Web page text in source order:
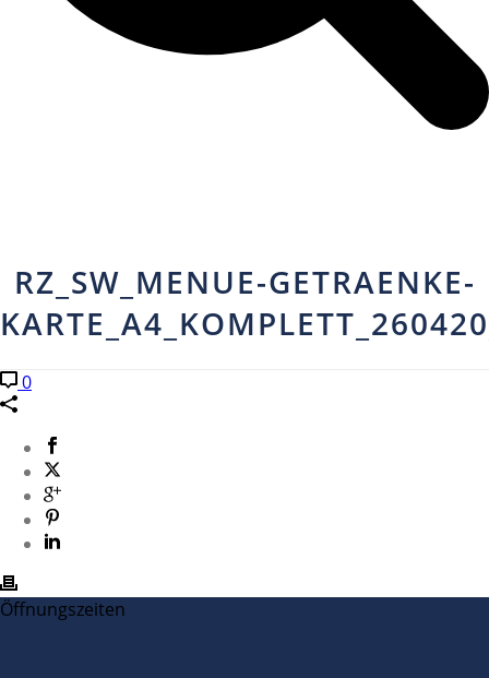
RZ_SW_MENUE-GETRAENKE-
0
Öffnungszeiten